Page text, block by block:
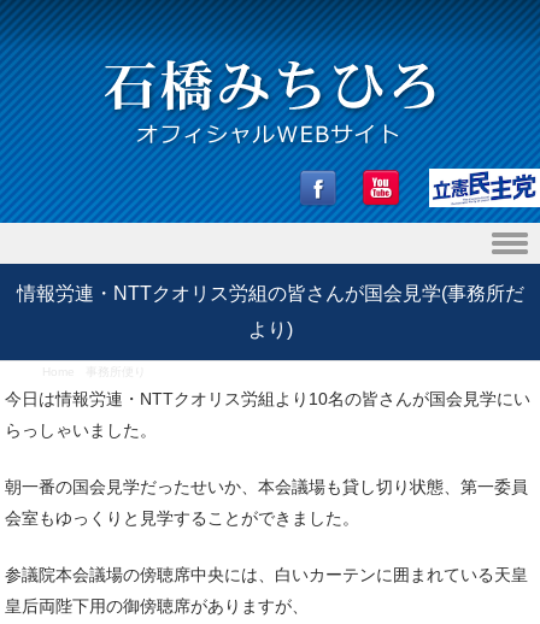
Skip to content
情報労連・NTTクオリス労組の皆さんが国会見学(事務所だ
より)
今日は情報労連・NTTクオリス労組より10名の皆さんが国会見学にい
らっしゃいました。
朝一番の国会見学だったせいか、本会議場も貸し切り状態、第一委員
会室もゆっくりと見学することができました。
参議院本会議場の傍聴席中央には、白いカーテンに囲まれている天皇
皇后両陛下用の御傍聴席がありますが、